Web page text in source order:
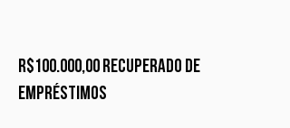
R$100.000,00 recuperado de
empréstimos